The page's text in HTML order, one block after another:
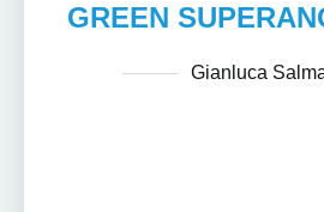
GREEN
Gianluca